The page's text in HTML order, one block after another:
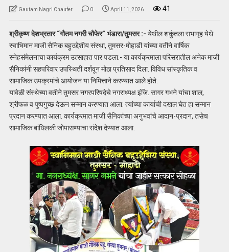
Gautam Nagri Chaufer 0 April 11, 2026 41
श्रीकृष्ण देशभ्रतार “गौतम नगरी चौफेर” भंडारा/तुमसर :- येथील शकुंतला सभागृह येथे
स्वाभिमान माजी सैनिक बहुउद्देशीय संस्था, तुमसर-मोहाडी यांच्या वतीने वार्षिक
स्नेहसंमेलनाचा कार्यक्रम उत्साहात पार पडला.- या कार्यक्रमाला परिसरातील अनेक माजी
सैनिकांनी सहपरिवार उपस्थिती दर्शवून मोठा प्रतिसाद दिला. विविध सांस्कृतिक व
सामाजिक उपक्रमांचे आयोजन या निमित्ताने करण्यात आले होते.
यावेळी संस्थेच्या वतीने तुमसर नगरपरिषदेचे नगराध्यक्ष इंजि. सागर गभने यांचा शाल,
श्रीफळ व पुष्पगुच्छ देऊन सन्मान करण्यात आला. त्यांच्या कार्याची दखल घेत हा सन्मान
प्रदान करण्यात आला. कार्यक्रमात माजी सैनिकांच्या अनुभवांचे आदान-प्रदान, तसेच
सामाजिक बांधिलकी जोपासण्याचा संदेश देण्यात आला.